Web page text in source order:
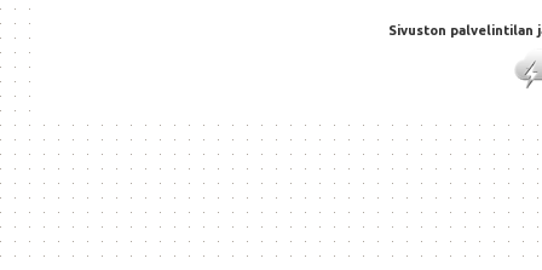
Sivuston palvelintilan